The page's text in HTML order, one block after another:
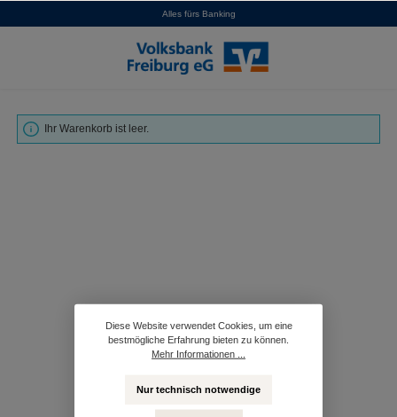
Alles fürs Banking
Ihr Warenkorb ist leer.
Diese Website verwendet Cookies, um eine
bestmögliche Erfahrung bieten zu können.
Mehr Informationen ...
Nur technisch notwendige